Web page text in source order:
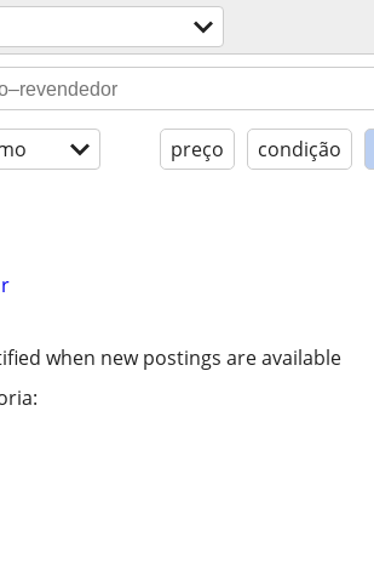
preço condição
when new postings are available